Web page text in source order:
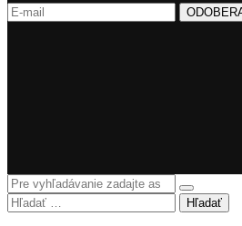
Hľadať